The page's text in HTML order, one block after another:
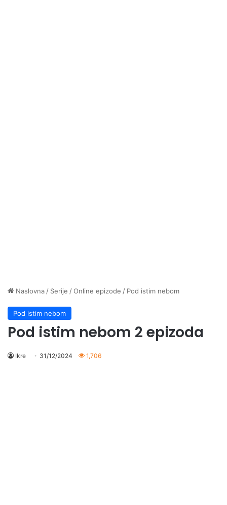
Naslovna / Serije /Online epizode / Pod istim nebom
Pod istim nebom
Pod istim nebom 2 epizoda
Ikre 31/12/2024 1,706